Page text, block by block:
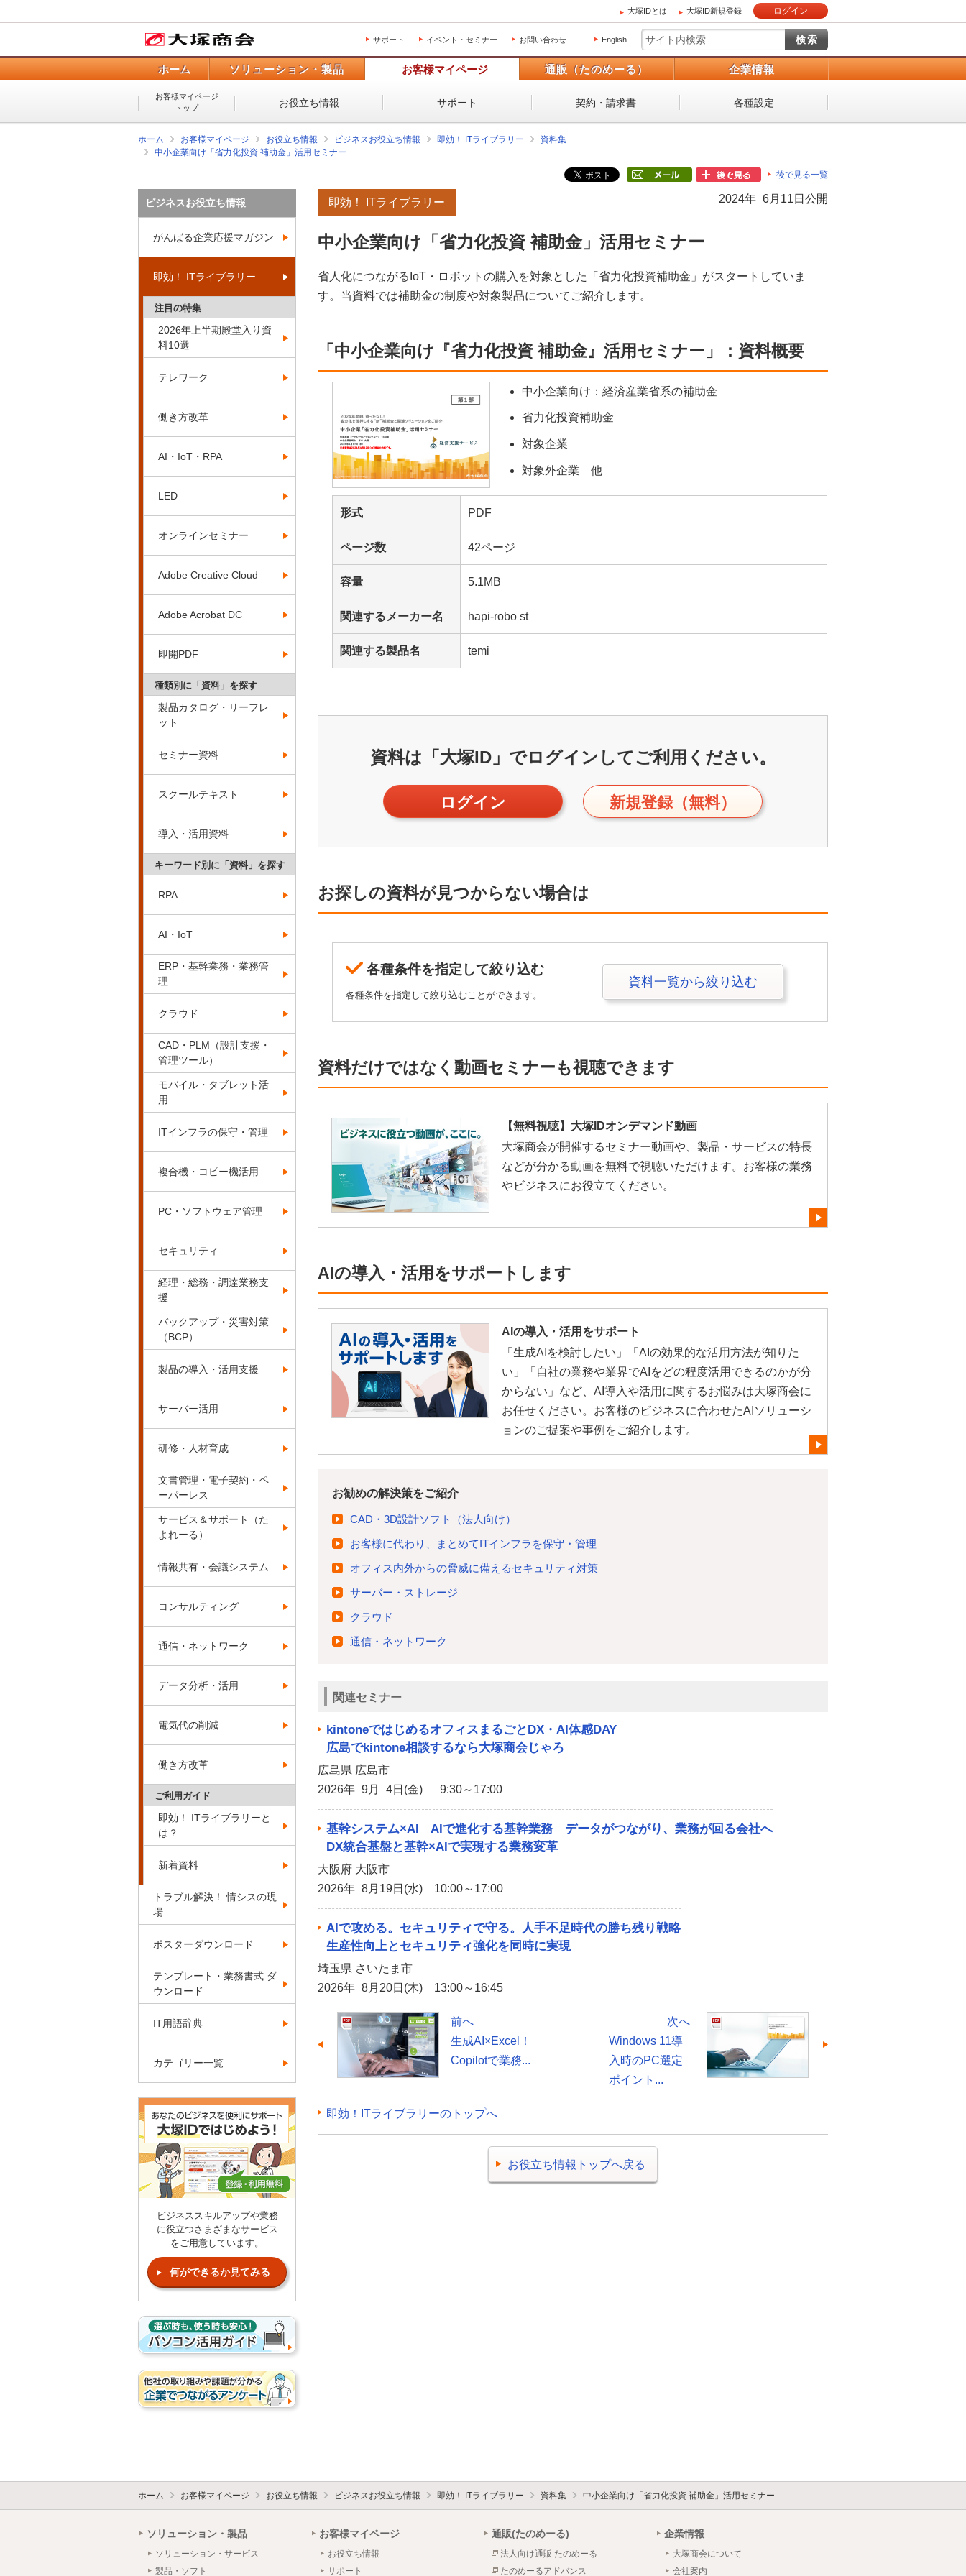
大塚IDとは 大塚ID新規登録 ログイン
サポート イベント・セミナー お問い合わせ English
ホーム ソリューション・製品 お客様マイページ 通販（たのめーる） 企業情報
お客様マイページ
トップ
お役立ち情報 サポート 契約・請求書 各種設定
ホーム お客様マイページ お役立ち情報 ビジネスお役立ち情報 即効！ ITライブラリー
資料集
中小企業向け「省力化投資 補助金」活用セミナー
後で見る一覧
2024年 6月11日公開
即効！ ITライブラリー
中小企業向け「省力化投資 補助金」活用セミナー
省人化につながるIoT・ロボットの購入を対象とした「省力化投資補助金」がスタートしていま
す。当資料では補助金の制度や対象製品についてご紹介します。
「中小企業向け『省力化投資 補助金』活用セミナー」：資料概要
中小企業向け：経済産業省系の補助金
省力化投資補助金
対象企業
対象外企業 他
形式 PDF
ページ数 42ページ
容量 5.1MB
関連するメーカー名 hapi-robo st
関連する製品名 temi
資料は「大塚ID」でログインしてご利用ください。
ログイン 新規登録（無料）
お探しの資料が見つからない場合は
各種条件を指定して絞り込む
各種条件を指定して絞り込むことができます。
資料一覧から絞り込む
資料だけではなく動画セミナーも視聴できます
【無料視聴】大塚IDオンデマンド動画
大塚商会が開催するセミナー動画や、製品・サービスの特長
などが分かる動画を無料で視聴いただけます。お客様の業務
やビジネスにお役立てください。
AIの導入・活用をサポートします
AIの導入・活用をサポート
「生成AIを検討したい」「AIの効果的な活用方法が知りた
い」「自社の業務や業界でAIをどの程度活用できるのかが分
からない」など、AI導入や活用に関するお悩みは大塚商会に
お任せください。お客様のビジネスに合わせたAIソリューシ
ョンのご提案や事例をご紹介します。
お勧めの解決策をご紹介
CAD・3D設計ソフト（法人向け）
お客様に代わり、まとめてITインフラを保守・管理
オフィス内外からの脅威に備えるセキュリティ対策
サーバー・ストレージ
クラウド
通信・ネットワーク
関連セミナー
kintoneではじめるオフィスまるごとDX・AI体感DAY
広島でkintone相談するなら大塚商会じゃろ
広島県 広島市
2026年 9月 4日(金) 9:30～17:00
基幹システム×AI AIで進化する基幹業務 データがつながり、業務が回る会社へ
DX統合基盤と基幹×AIで実現する業務変革
大阪府 大阪市
2026年 8月19日(水) 10:00～17:00
AIで攻める。セキュリティで守る。人手不足時代の勝ち残り戦略
生産性向上とセキュリティ強化を同時に実現
埼玉県 さいたま市
2026年 8月20日(木) 13:00～16:45
前へ
生成AI×Excel！
Copilotで業務...
次へ
Windows 11導
入時のPC選定
ポイント...
即効！ITライブラリーのトップへ
お役立ち情報トップへ戻る
ビジネスお役立ち情報
がんばる企業応援マガジン
即効！ ITライブラリー
注目の特集
2026年上半期殿堂入り資
料10選
テレワーク
働き方改革
AI・IoT・RPA
LED
オンラインセミナー
Adobe Creative Cloud
Adobe Acrobat DC
即開PDF
種類別に「資料」を探す
製品カタログ・リーフレ
ット
セミナー資料
スクールテキスト
導入・活用資料
キーワード別に「資料」を探す
RPA
AI・IoT
ERP・基幹業務・業務管
理
クラウド
CAD・PLM（設計支援・
管理ツール）
モバイル・タブレット活
用
ITインフラの保守・管理
複合機・コピー機活用
PC・ソフトウェア管理
セキュリティ
経理・総務・調達業務支
援
バックアップ・災害対策
（BCP）
製品の導入・活用支援
サーバー活用
研修・人材育成
文書管理・電子契約・ペ
ーパーレス
サービス＆サポート（た
よれーる）
情報共有・会議システム
コンサルティング
通信・ネットワーク
データ分析・活用
電気代の削減
働き方改革
ご利用ガイド
即効！ ITライブラリーと
は？
新着資料
トラブル解決！ 情シスの現
場
ポスターダウンロード
テンプレート・業務書式 ダ
ウンロード
IT用語辞典
カテゴリー一覧
ビジネススキルアップや業務
に役立つさまざまなサービス
をご用意しています。
何ができるか見てみる
ホーム お客様マイページ お役立ち情報 ビジネスお役立ち情報 即効！ ITライブラリー 資料集 中小企業向け「省力化投資 補助金」活用セミナー
ソリューション・製品
ソリューション・サービス
製品・ソフト
お客様マイページ
お役立ち情報
サポート
通販(たのめーる)
法人向け通販 たのめーる
たのめーるアドバンス
企業情報
大塚商会について
会社案内